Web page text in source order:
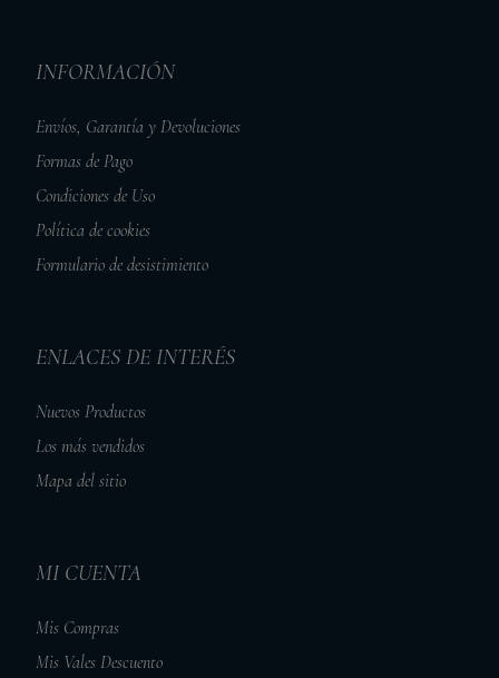
INFORMACIÓN
Envíos, Garantía y Devoluciones
Formas de Pago
Condiciones de Uso
Política de cookies
Formulario de desistimiento
ENLACES DE INTERÉS
Nuevos Productos
Los más vendidos
Mapa del sitio
MI CUENTA
Mis Compras
Mis Vales Descuento